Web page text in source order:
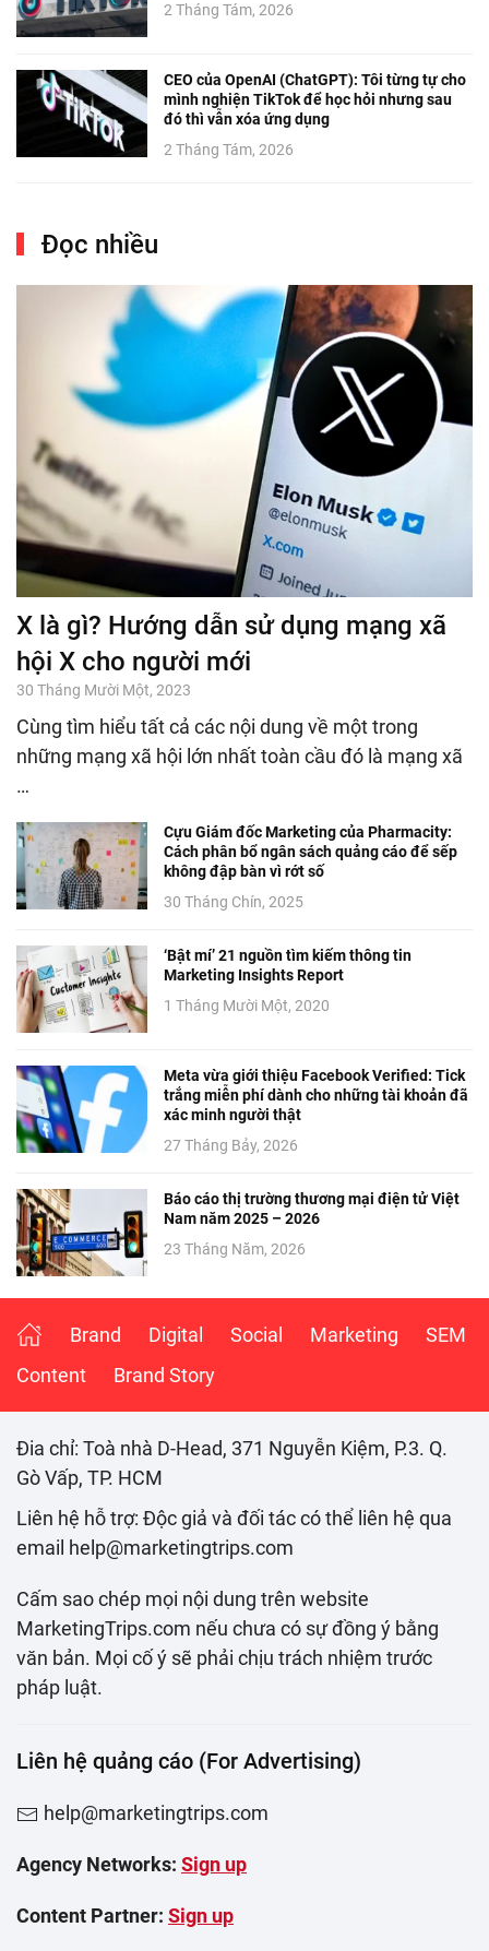
2 Tháng Tám, 2026
CEO của OpenAI (ChatGPT): Tôi từng tự cho
mình nghiện TikTok để học hỏi nhưng sau
đó thì vẫn xóa ứng dụng
2 Tháng Tám, 2026
Đọc nhiều
X là gì? Hướng dẫn sử dụng mạng xã
hội X cho người mới
30 Tháng Mười Một, 2023
Cùng tìm hiểu tất cả các nội dung về một trong
những mạng xã hội lớn nhất toàn cầu đó là mạng xã
…
Cựu Giám đốc Marketing của Pharmacity:
Cách phân bổ ngân sách quảng cáo để sếp
không đập bàn vì rớt số
30 Tháng Chín, 2025
‘Bật mí’ 21 nguồn tìm kiếm thông tin
Marketing Insights Report
1 Tháng Mười Một, 2020
Meta vừa giới thiệu Facebook Verified: Tick
trắng miễn phí dành cho những tài khoản đã
xác minh người thật
27 Tháng Bảy, 2026
Báo cáo thị trường thương mại điện tử Việt
Nam năm 2025 – 2026
23 Tháng Năm, 2026
Brand Digital Social Marketing
SEM
Content
Brand Story
Đia chỉ: Toà nhà D-Head, 371 Nguyễn Kiệm, P.3. Q.
Gò Vấp, TP. HCM
Liên hệ hỗ trợ: Độc giả và đối tác có thể liên hệ qua
email help@marketingtrips.com
Cấm sao chép mọi nội dung trên website
MarketingTrips.com nếu chưa có sự đồng ý bằng
văn bản. Mọi cố ý sẽ phải chịu trách nhiệm trước
pháp luật.
Liên hệ quảng cáo (For Advertising)
help@marketingtrips.com
Agency Networks: Sign up
Content Partner: Sign up